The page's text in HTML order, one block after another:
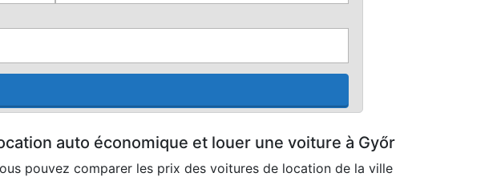
auto économique et louer une voiture à Győr
pouvez comparer les prix des voitures de location de la ville